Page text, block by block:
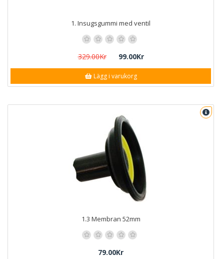
1. Insugsgummi med ventil
329.00Kr 99.00Kr
Lägg i varukorg
1.3 Membran 52mm
79.00Kr